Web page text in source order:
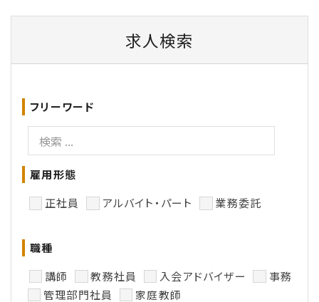
求人検索
フリーワード
雇用形態
正社員
アルバイト・パート 業務委託
職種
講師
教務社員 入会アドバイザー
事務
管理部門社員
家庭教師